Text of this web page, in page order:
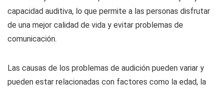
capacidad auditiva, lo que permite a las personas disfrutar
de una mejor calidad de vida y evitar problemas de
comunicación.
Las causas de los problemas de audición pueden variar y
pueden estar relacionadas con factores como la edad, la